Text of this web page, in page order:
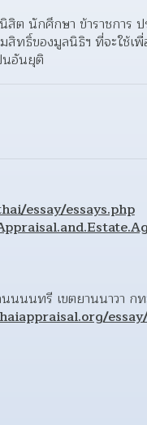
ต นักศึกษา ข้าราชการ
ทธิ์ของมูลนิธิฯ ที่จะใช้เ
นอันยุติ
essay/essays.php
นนนทรี เขตยานนาวา ก